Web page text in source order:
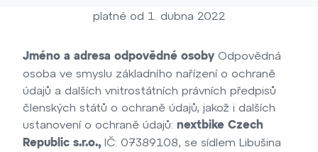
platné od 1. dubna 2022
Jméno a adresa odpovědné osoby Odpovědná
osoba ve smyslu základního nařízení o ochraně
údajů a dalších vnitrostátních právních předpisů
členských států o ochraně údajů, jakož i dalších
ustanovení o ochraně údajů: nextbike Czech
Republic s.r.o., IČ: 07389108, se sídlem Libušina